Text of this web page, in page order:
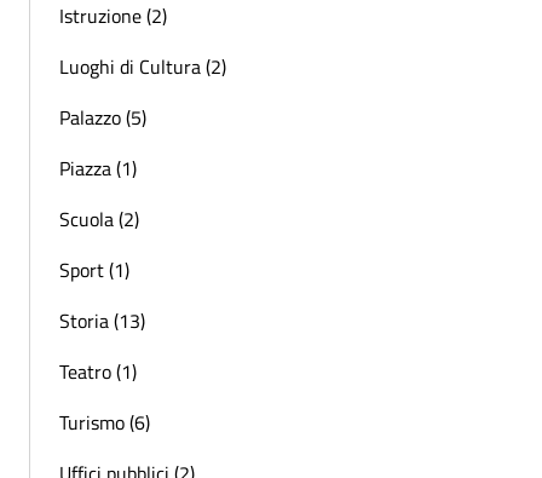
Istruzione (2)
Luoghi di Cultura (2)
Palazzo (5)
Piazza (1)
Scuola (2)
Sport (1)
Storia (13)
Teatro (1)
Turismo (6)